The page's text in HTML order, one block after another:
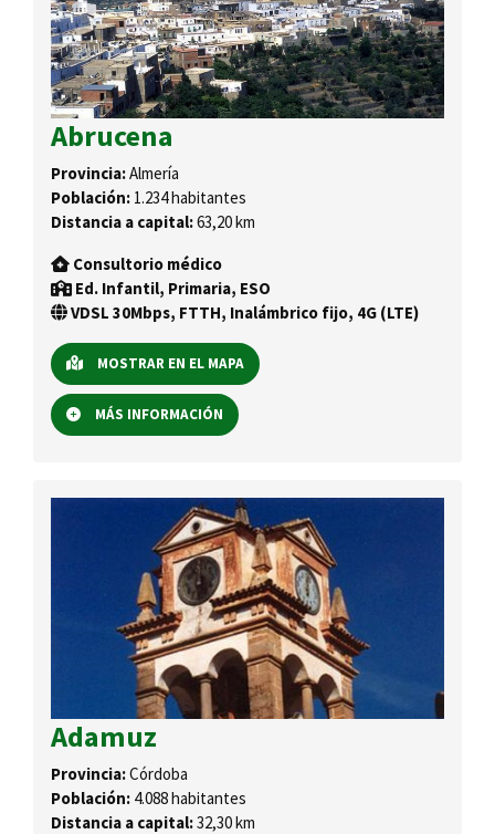
Abrucena
Provincia:Almería
Población: 1.234 habitantes
Distancia a capital:63,20 km
Consultorio médico
Ed. Infantil, Primaria, ESO
VDSL 30Mbps, FTTH, Inalámbrico fijo, 4G (LTE)
MOSTRAR EN EL MAPA
MÁS INFORMACIÓN
Adamuz
Provincia:Córdoba
Población: 4.088 habitantes
Distancia a capital:32,30 km